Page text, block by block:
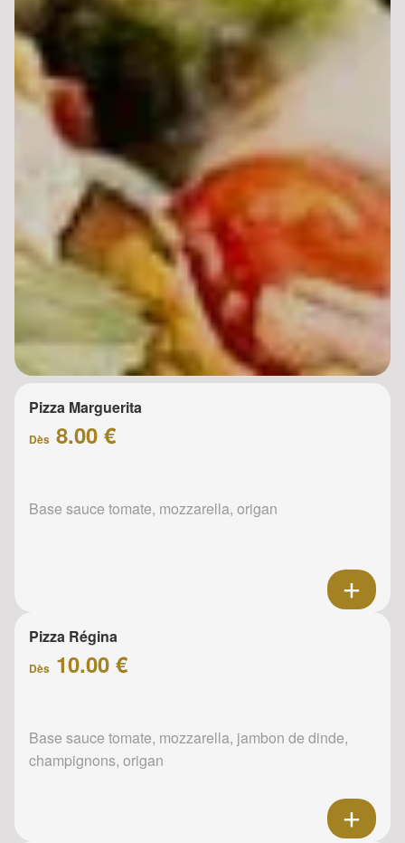
Pizza Marguerita
Dès 8.00 €
Base sauce tomate, mozzarella, origan
Pizza Régina
Dès 10.00 €
Base sauce tomate, mozzarella, jambon de dinde,
champignons, origan